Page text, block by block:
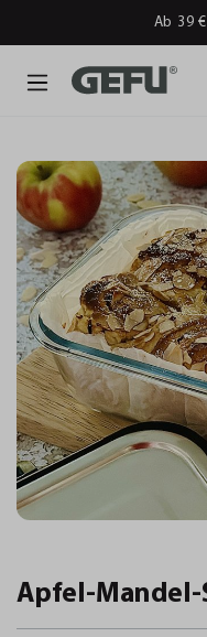
Ab 39
Apfel-Mandel-